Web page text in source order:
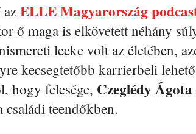
ELLE Magyarország
ő maga is elkövetett néhány
lecke volt az életében,
kecsegtetőbb karrierbeli
hogy felesége, Czeglédy Ágota
családi teendőkben.